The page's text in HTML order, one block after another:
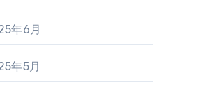
年6月
年5月